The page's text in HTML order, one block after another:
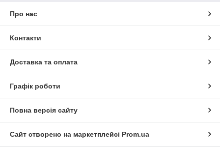
Про нас
Контакти
Доставка та оплата
Графік роботи
Повна версія сайту
Сайт створено на маркетплейсі Prom.ua